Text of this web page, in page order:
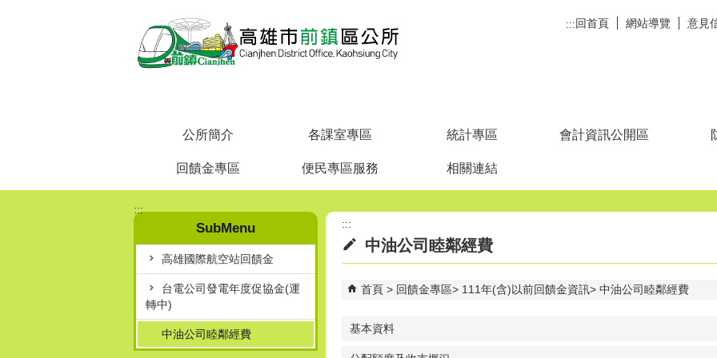
:::回首頁 網站導覽 意見
公所簡介 各課室專區 統計專區 會計資訊公開區
回饋金專區 便民專區服務 相關連結
:::
SubMenu
高雄國際航空站回饋金
台電公司發電年度促協金(運
轉中)
中油公司睦鄰經費
:::
中油公司睦鄰經費
首頁 回饋金專區 111年(含)以前回饋金資訊 中油公司睦鄰經費
基本資料